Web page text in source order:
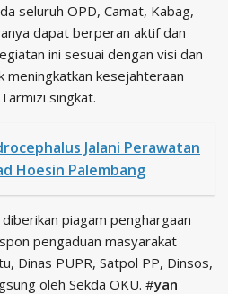
seluruh OPD, Camat, Kabag,
dapat berperan aktif dan
ini sesuai dengan visi dan
meningkatkan kesejahteraan
singkat.
Jalani Perawatan
Hoesin Palembang
piagam penghargaan
pengaduan masyarakat
Dinas PUPR, Satpol PP, Dinsos,
oleh Sekda OKU. #yan